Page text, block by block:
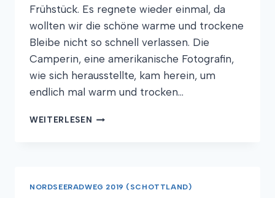
Frühstück. Es regnete wieder einmal, da
wollten wir die schöne warme und trockene
Bleibe nicht so schnell verlassen. Die
Camperin, eine amerikanische Fotografin,
wie sich herausstellte, kam herein, um
endlich mal warm und trocken…
WEITERLESEN STEINZEIT,
NORDSEERADWEG 2019 (SCHOTTLAND)